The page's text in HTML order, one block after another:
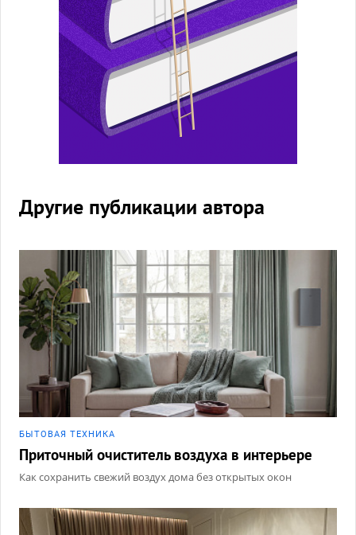
Другие публикации автора
БЫТОВАЯ ТЕХНИКА
Приточный очиститель воздуха в интерьере
Как сохранить свежий воздух дома без открытых окон